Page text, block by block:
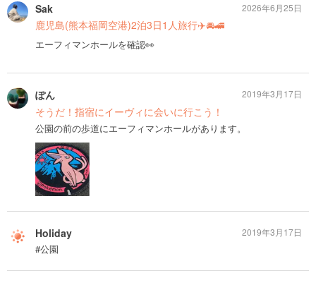
Sak
鹿児島(熊本福岡空港)2泊3日1人旅行✈️🚘🚄
エーフィマンホールを確認👀
2026年6月25日
ぽん
そうだ！指宿にイーヴィに会いに行こう！
公園の前の歩道にエーフィマンホールがあります。
2019年3月17日
Holiday
#公園
2019年3月17日